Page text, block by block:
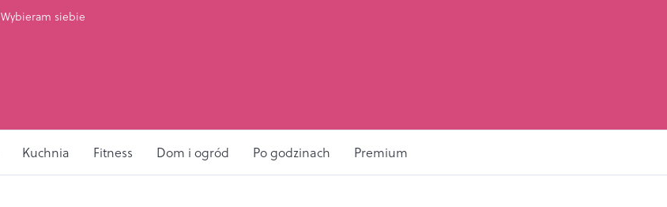
Wybieram siebie
Kuchnia Fitness Dom i ogród Po godzinach Premium